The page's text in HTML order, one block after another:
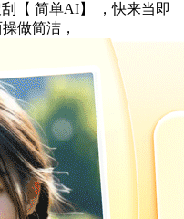
【 简单AI】 ，快来当即
做简洁，